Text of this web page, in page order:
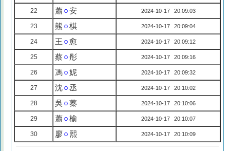
22 蕭○安 2024-10-17 20:09:03
23 熊 ○棋 2024-10-17 20:09:04
24 王 ○愈 2024-10-17 20:09:12
25 蔡○彤 2024-10-17 20:09:16
26 馮○妮 2024-10-17 20:09:32
27 沈○丞 2024-10-17 20:10:02
28 吳 ○蓁 2024-10-17 20:10:06
29 蕭○榆 2024-10-17 20:10:07
30 廖○ 熙 2024-10-17 20:10:09